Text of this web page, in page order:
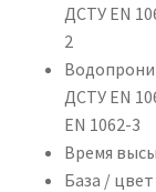
ДСТУ EN
2
ДСТУ EN
EN 1062-3
Время
База /